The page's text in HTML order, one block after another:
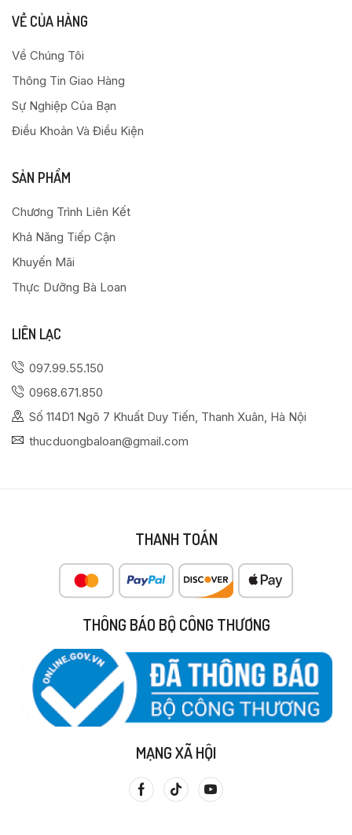
VỀ CỦA HÀNG
Về Chúng Tôi
Thông Tin Giao Hàng
Sự Nghiệp Của Bạn
Điều Khoản Và Điều Kiện
SẢN PHẨM
Chương Trình Liên Kết
Khả Năng Tiếp Cận
Khuyến Mãi
Thực Dưỡng Bà Loan
LIÊN LẠC
097.99.55.150
0968.671.850
Số 114D1 Ngõ 7 Khuất Duy Tiến, Thanh Xuân, Hà Nội
thucduongbaloan@gmail.com
THANH TOÁN
THÔNG BÁO BỘ CÔNG THƯƠNG
MẠNG XÃ HỘI